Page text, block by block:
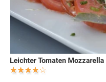
Leichter Tomaten Mozzarella